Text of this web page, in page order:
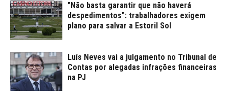
"Não basta garantir que não haverá
despedimentos": trabalhadores exigem
plano para salvar a Estoril Sol
Luís Neves vai a julgamento no Tribunal de
Contas por alegadas infrações financeiras
na PJ